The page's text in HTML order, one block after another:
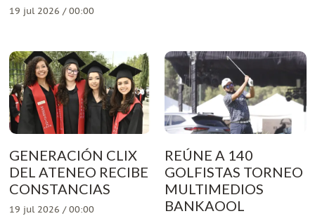
19 jul 2026 / 00:00
GENERACIÓN CLIX
DEL ATENEO RECIBE
CONSTANCIAS
19 jul 2026 / 00:00
REÚNE A 140
GOLFISTAS TORNEO
MULTIMEDIOS
BANKAOOL